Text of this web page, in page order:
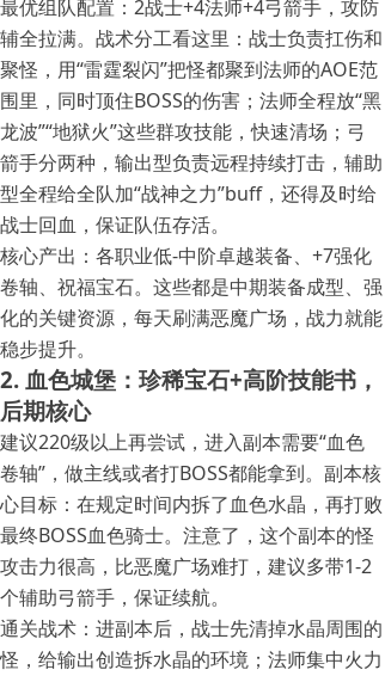
最优组队配置：2战士+4法师+4弓箭手，攻防
辅全拉满。战术分工看这里：战士负责扛伤和
聚怪，用“雷霆裂闪”把怪都聚到法师的AOE范
围里，同时顶住BOSS的伤害；法师全程放“黑
龙波”“地狱火”这些群攻技能，快速清场；弓
箭手分两种，输出型负责远程持续打击，辅助
型全程给全队加“战神之力”buff，还得及时给
战士回血，保证队伍存活。
核心产出：各职业低-中阶卓越装备、+7强化
卷轴、祝福宝石。这些都是中期装备成型、强
化的关键资源，每天刷满恶魔广场，战力就能
稳步提升。
2. 血色城堡：珍稀宝石+高阶技能书，
后期核心
建议220级以上再尝试，进入副本需要“血色
卷轴”，做主线或者打BOSS都能拿到。副本核
心目标：在规定时间内拆了血色水晶，再打败
最终BOSS血色骑士。注意了，这个副本的怪
攻击力很高，比恶魔广场难打，建议多带1-2
个辅助弓箭手，保证续航。
通关战术：进副本后，战士先清掉水晶周围的
怪，给输出创造拆水晶的环境；法师集中火力